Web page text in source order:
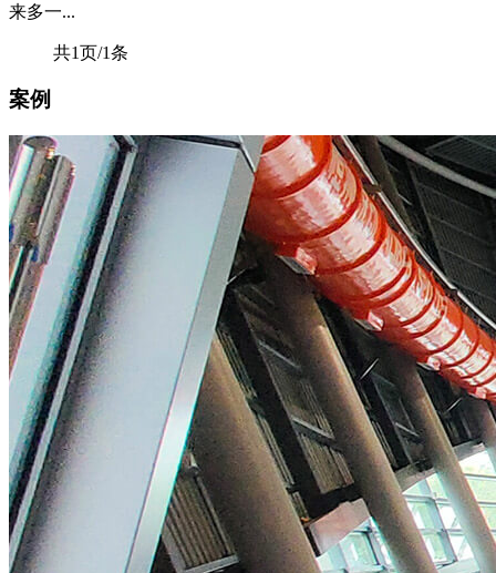
来多一...
共1页/1条
案例